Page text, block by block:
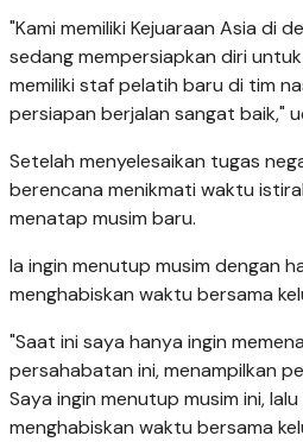
"Kami memiliki Kejuaraan Asia di
sedang mempersiapkan diri
memiliki staf pelatih baru di tim
persiapan berjalan sangat baik,"
Setelah menyelesaikan tugas
berencana menikmati waktu
menatap musim baru.
Ia ingin menutup musim dengan
menghabiskan waktu bersama
"Saat ini saya hanya ingin
persahabatan ini, menampilkan
Saya ingin menutup musim ini,
menghabiskan waktu bersama